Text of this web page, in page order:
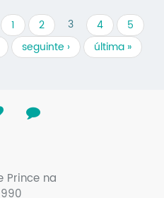
1 2 3 4
5
seguinte › última »
Prince na